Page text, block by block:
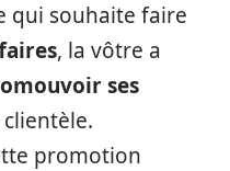
qui souhaite faire
, la vôtre a
ses
promotion